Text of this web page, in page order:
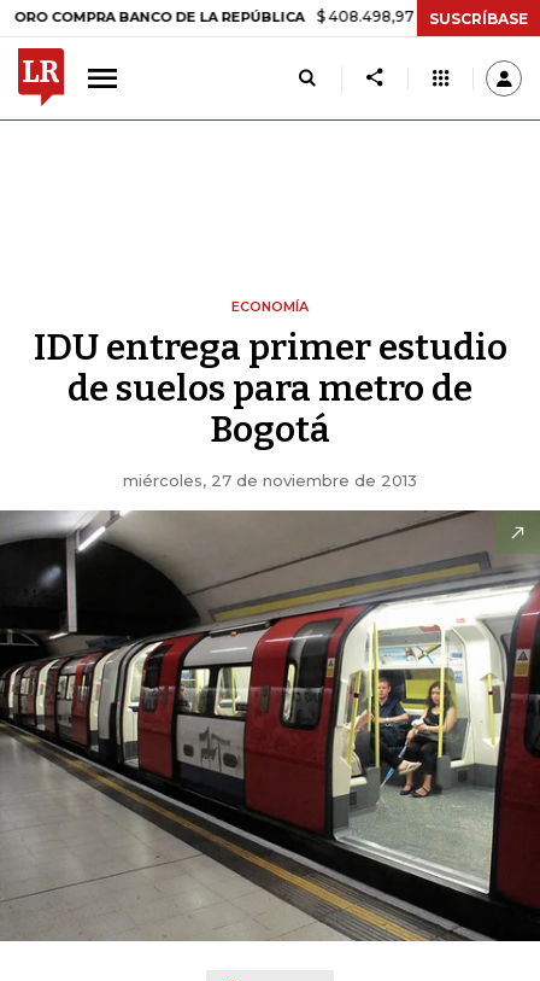
BANCO DE LA REPÚBLICA $ 408.498,97 +$ 8.753,81 +2,19%
SUSCRÍBASE
ECONOMÍA
IDU entrega primer estudio
de suelos para metro de
Bogotá
miércoles, 27 de noviembre de 2013